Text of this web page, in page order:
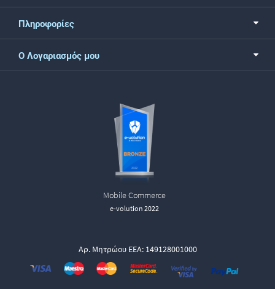
Πληροφορίες
Ο Λογαριασμός μου
Mobile Commerce
e-volution 2022
Αρ. Μητρώου ΕΕΑ: 149128001000